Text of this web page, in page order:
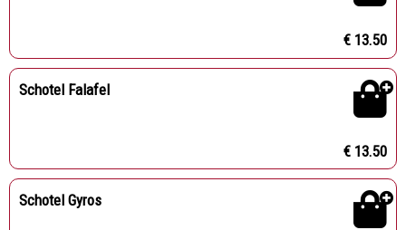
€ 13.50
Schotel Falafel
€ 13.50
Schotel Gyros